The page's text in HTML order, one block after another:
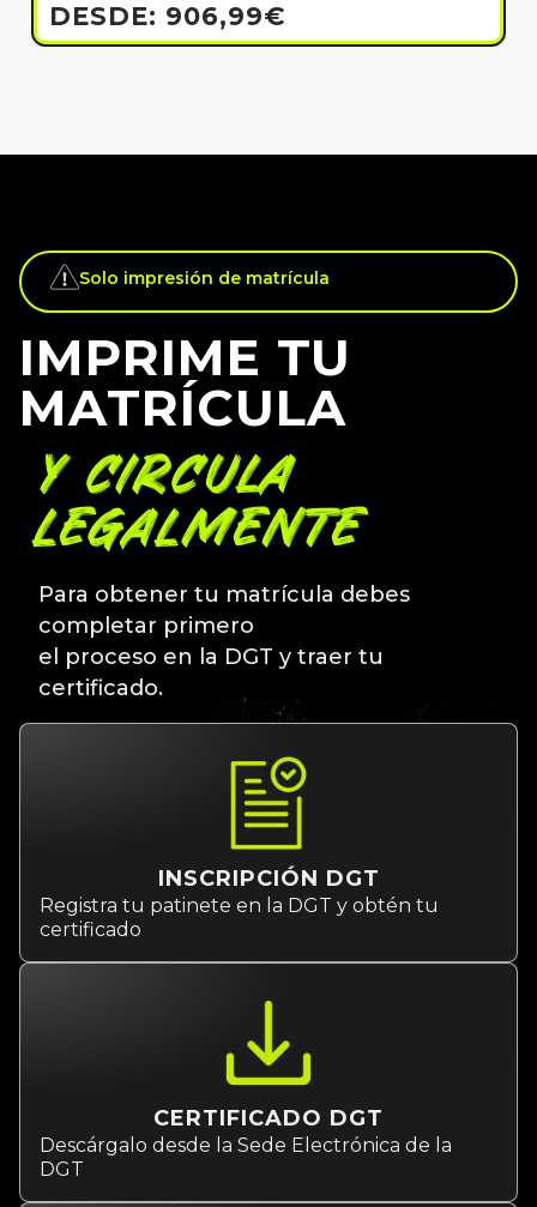
DESDE: 906,99€
Solo impresión de matrícula
IMPRIME TU
MATRÍCULA
Y CIRCULA
LEGALMENTE
Para obtener tu matrícula debes
completar primero
el proceso en la DGT y traer tu
certificado.
INSCRIPCIÓN DGT
Registra tu patinete en la DGT y obtén tu
certificado
CERTIFICADO DGT
Descárgalo desde la Sede Electrónica de la
DGT